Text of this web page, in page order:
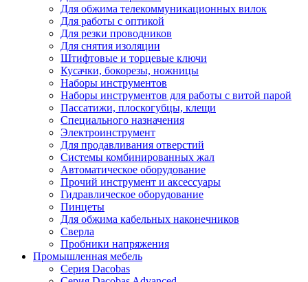
Для обжима телекоммуникационных вилок
Для работы с оптикой
Для резки проводников
Для снятия изоляции
Штифтовые и торцевые ключи
Кусачки, бокорезы, ножницы
Наборы инструментов
Наборы инструментов для работы с витой парой
Пассатижи, плоскогубцы, клещи
Специального назначения
Электроинструмент
Для продавливания отверстий
Системы комбинированных жал
Автоматическое оборудование
Прочий инструмент и аксессуары
Гидравлическое оборудование
Пинцеты
Для обжима кабельных наконечников
Сверла
Пробники напряжения
Промышленная мебель
Серия Dacobas